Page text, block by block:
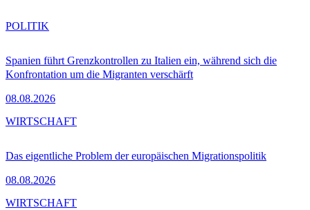
Spanien führt Grenzkontrollen zu Italien ein, während sich die
Konfrontation um die Migranten verschärft
08.08.2026
POLITIK
Das eigentliche Problem der europäischen Migrationspolitik
08.08.2026
WIRTSCHAFT
WIRTSCHAFT